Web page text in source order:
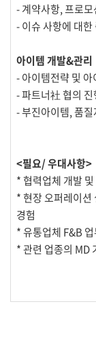
- 계약사항, 프로
- 이슈 사항에 대한
아이템 개발&관리
- 아이템전략 및
- 파트너社 협의
- 부진아이템, 품
<필요/ 우대사항>
* 협력업체 개발
* 현장 오퍼레이션
경험
* 유통업체 F&B
* 관련 업종의 MD